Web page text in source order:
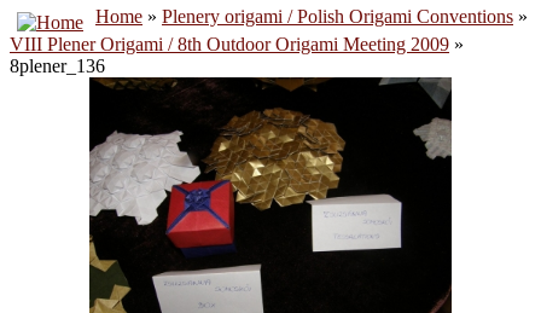
Home » Plenery origami / Polish Origami Conventions »
VIII Plener Origami / 8th Outdoor Origami Meeting 2009 »
8plener_136